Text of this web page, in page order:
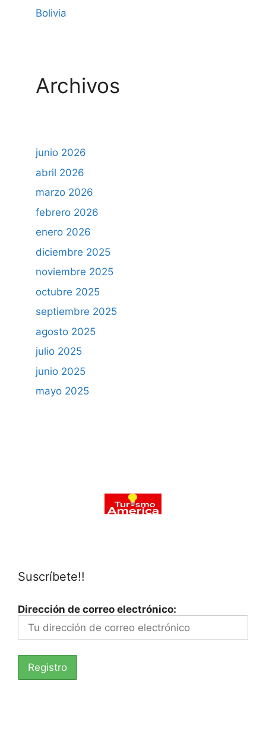
Bolivia
Archivos
junio 2026
abril 2026
marzo 2026
febrero 2026
enero 2026
diciembre 2025
noviembre 2025
octubre 2025
septiembre 2025
agosto 2025
julio 2025
junio 2025
mayo 2025
Suscríbete!!
Dirección de correo electrónico: